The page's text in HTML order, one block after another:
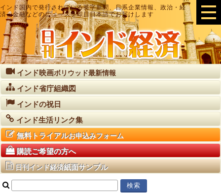
インド国内で発行されている英字新聞、日系企業情報、政治・経
済・金融などのニュースを即日日本語でお届けします
インド映画ボリウッド最新情報
インド省庁組織図
インドの祝日
インド生活リンク集
無料トライアルお申込みフォーム
購読ご希望の方へ
日刊インド経済紙面サンプル